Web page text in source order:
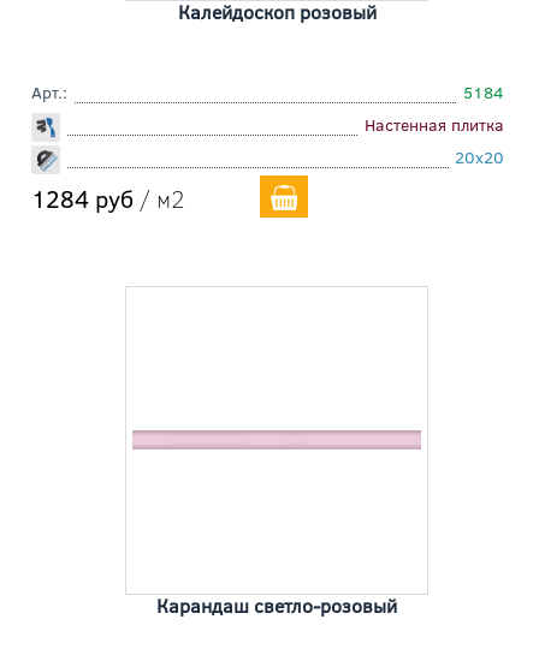
Калейдоскоп розовый
Арт.:
5184
Настенная плитка
20x20
1284 руб / м2
Карандаш светло-розовый